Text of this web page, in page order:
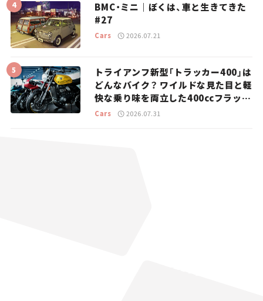
BMC・ミニ｜ぼくは、車と生きてきた
#27
Cars 2026.07.21
トライアンフ新型「トラッカー400」は
どんなバイク？ ワイルドな見た目と軽
快な乗り味を両立した400ccフラット
トラッカー【試乗レビュー】
Cars 2026.07.31